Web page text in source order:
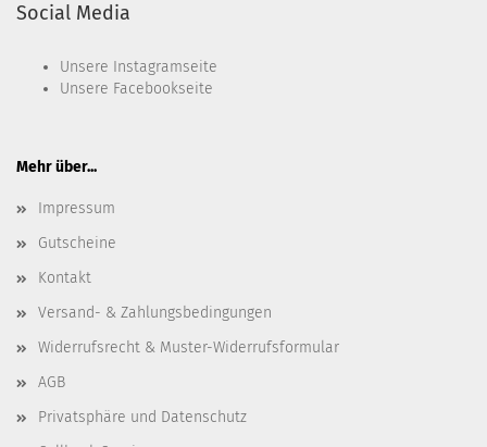
Social Media
Unsere Instagramseite
Unsere Facebookseite
Mehr über...
Impressum
Gutscheine
Kontakt
Versand- & Zahlungsbedingungen
Widerrufsrecht & Muster-Widerrufsformular
AGB
Privatsphäre und Datenschutz